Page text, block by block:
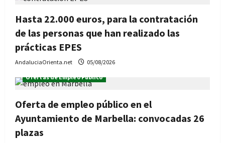
Hasta 22.000 euros, para la contratación
de las personas que han realizado las
prácticas EPES
AndaluciaOrienta.net
05/08/2026
Ofertas de Empleo Público
Oferta de empleo público en el
Ayuntamiento de Marbella: convocadas 26
plazas